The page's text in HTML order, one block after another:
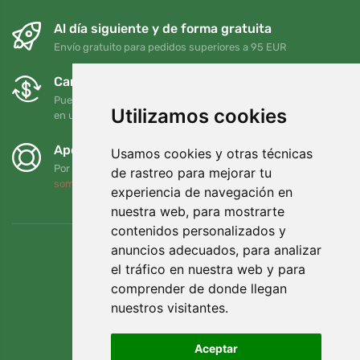
Utilizamos cookies
Usamos cookies y otras técnicas
de rastreo para mejorar tu
experiencia de navegación en
nuestra web, para mostrarte
contenidos personalizados y
anuncios adecuados, para analizar
el tráfico en nuestra web y para
comprender de donde llegan
nuestros visitantes.
Aceptar
Al día siguiente y de forma gratuita
Envío gratuito para pedidos superiores a 95 EUR
Cambios y devoluciones gratuitos
Puede devolver o cambiar su pedido en cualquier momento
en un plazo de 90 días
Apoyamos a Trees.org
Por cada pedido plantamos un árbol. Leer más
somos